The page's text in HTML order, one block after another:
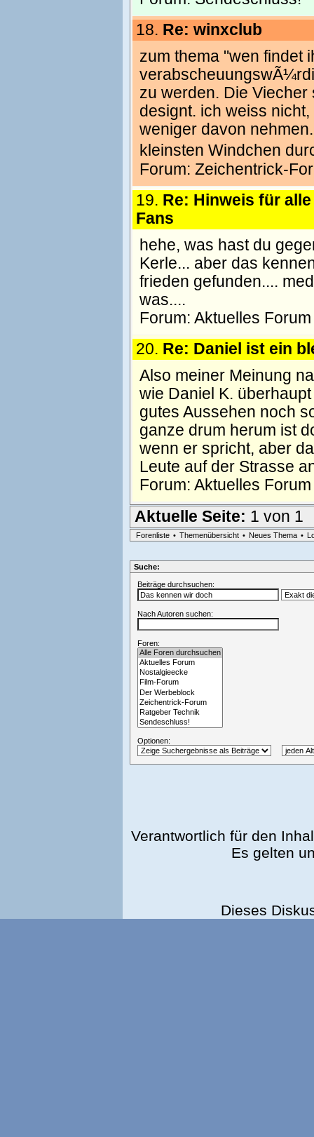
18. Re: winxclub
zum thema "wen findet
zu werden. Die
designt. ich weiss
weniger davon
kleinsten Windchen
Forum: Zeichentrick-
19. Re: Hinweis für
Fans
hehe, was hast du
Kerle... aber das
frieden gefunden....
was....
Forum: Aktuelles Forum
20. Re: Daniel ist ein
Also meiner Meinung
wie Daniel K.
gutes Aussehen noch
ganze drum herum ist
wenn er spricht, aber
Leute auf der Strasse
Forum: Aktuelles Forum
Aktuelle Seite: 1 von 1
Forenliste • Themenübersicht • Neues Thema •
Suche:
Beiträge durchsuchen:
Nach Autoren suchen:
Foren:
Optionen:
Verantwortlich für den
Es gelten
Dieses